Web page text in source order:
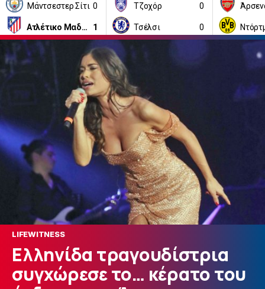
Μάντσεστερ Σίτι 0
Ατλέτικο Μαδρίτης 1
Τζοχόρ 0
Τσέλσι 0
LIFEWITNESS
Ελληνίδα τραγουδίστρια
συγχώρεσε το… κέρατο του